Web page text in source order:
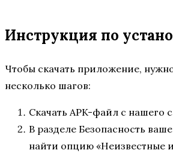
Инструкция по
Чтобы скачать приложение,
несколько шагов:
Скачать APK-файл с нашего
В разделе Безопасность
найти опцию «Неизвестные